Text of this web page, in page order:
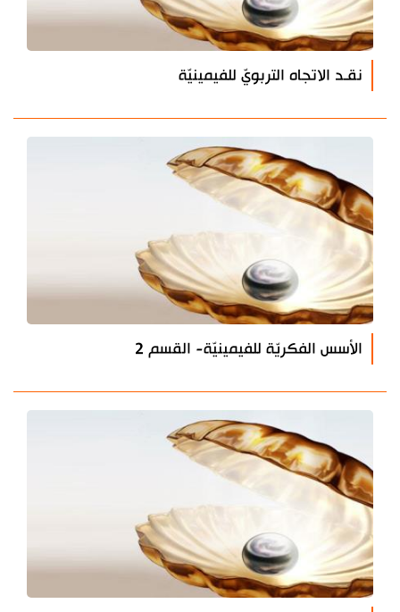
نقـد الاتجاه التربويّ للفيمينيّة
الأسس الفكريّة للفيمينيّة- القسم 2